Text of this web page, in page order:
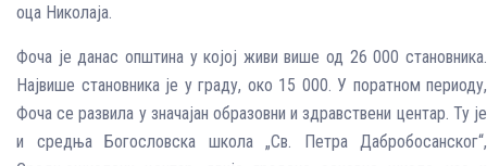
оца Николаја.
Фоча је данас општина у којој живи више од 26 000 становника.
Највише становника је у граду, око 15 000. У поратном периоду,
Фоча се развила у значајан образовни и здравствени центар. Ту је
и средња Богословска школа „Св. Петра Дабробосанског“,